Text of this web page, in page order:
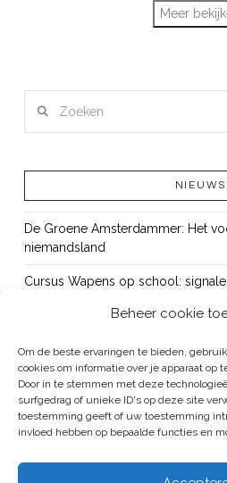
Beheer cookie
Om de beste ervaringen te bieden,
cookies om informatie over je apparaat op
Door in te stemmen met deze
surfgedrag of unieke ID's op deze site
toestemming geeft of uw toestemming
invloed hebben op bepaalde functies en
Meer
NIEUWS
De Groene Amsterdammer: Het
niemandsland
Cursus Wapens op school:
Bureau Beke ontwikkelt
Vacature: senior onderzoeker